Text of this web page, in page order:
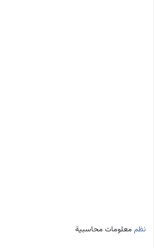
نظم معلومات محاسبية